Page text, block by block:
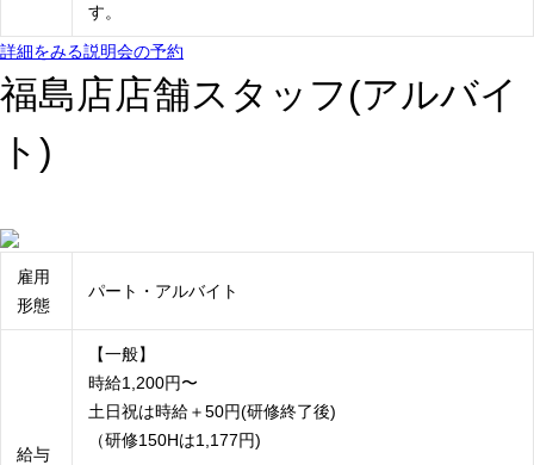
す。
詳細をみる説明会の予約
福島店店舗スタッフ(アルバイ
ト)
雇用
形態
パート・アルバイト
給与
【一般】
時給1,200円〜
土日祝は時給＋50円(研修終了後)
（研修150Hは1,177円)